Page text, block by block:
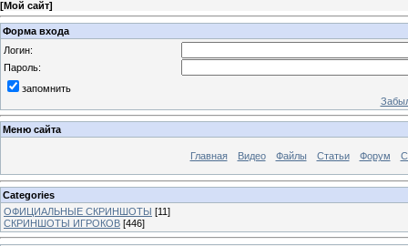
[Мой сайт]
Форма входа
Логин:
Пароль:
запомнить
Меню сайта
Главная Видео Файлы Статьи Форум
Categories
ОФИЦИАЛЬНЫЕ СКРИНШОТЫ [11]
СКРИНШОТЫ ИГРОКОВ [446]